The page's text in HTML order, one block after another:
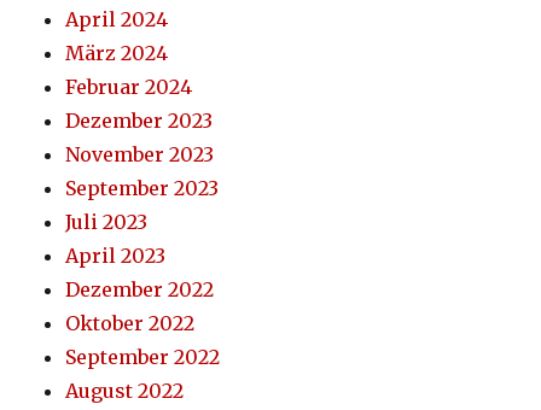
April 2024
März 2024
Februar 2024
Dezember 2023
November 2023
September 2023
Juli 2023
April 2023
Dezember 2022
Oktober 2022
September 2022
August 2022